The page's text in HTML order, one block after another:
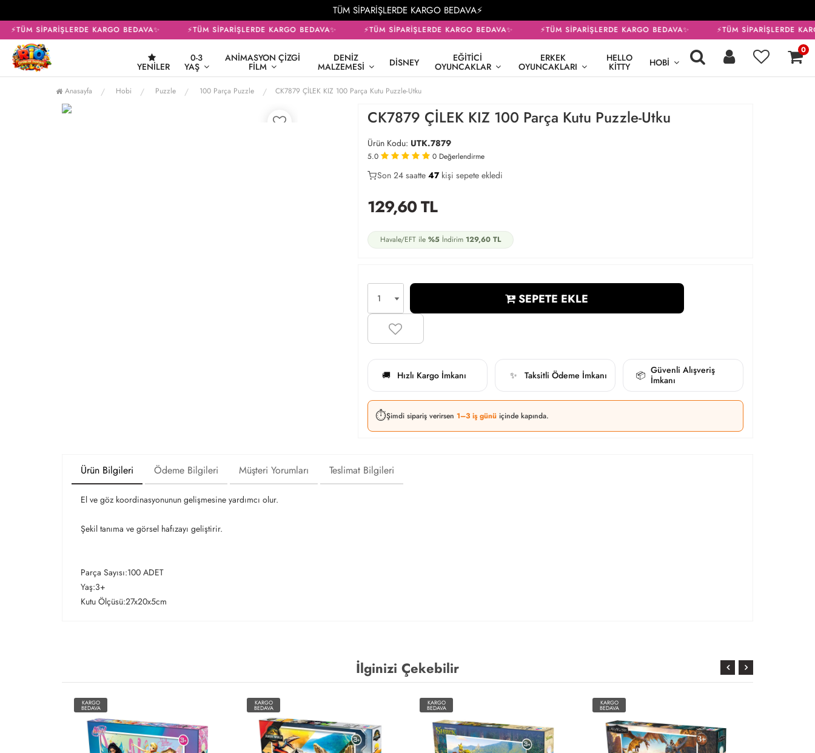
TÜM SİPARİŞLERDE KARGO BEDAVA⚡
⚡TÜM SİPARİŞLERDE KARGO BEDAVA✨ ⚡TÜM SİPARİŞLERDE KARGO BEDAVA✨ ⚡TÜM SİPARİŞLERDE KARGO BEDAVA✨ ⚡TÜM SİPARİŞLERDE KARGO BEDAVA✨ ⚡TÜM SİPARİŞLERDE
YENILER
0-3
YAŞ
ANIMASYON ÇIZGI
FILM
DENIZ
MALZEMESI DISNEY EĞITICI
OYUNCAKLAR
ERKEK
OYUNCAKLARI
HELLO
KITTY HOBI
0
Anasayfa Hobi Puzzle 100 Parça Puzzle CK7879 ÇİLEK KIZ 100 Parça Kutu Puzzle-Utku
CK7879 ÇİLEK KIZ 100 Parça Kutu Puzzle-Utku
Ürün Kodu: UTK.7879
5.0 0 Değerlendirme
26
Son 24 saatte 47kişi sepete ekledi
13
129,60TL
Havale/EFT ile %5İndirim 129,60TL
SEPETE EKLE
🚚 Hızlı Kargo İmkanı ✨ Taksitli Ödeme İmkanı 📦 Güvenli Alışveriş
İmkanı
⏱️Şimdi sipariş verirsen 1–3 iş günü içinde kapında.
Ürün Bilgileri Ödeme Bilgileri Müşteri Yorumları Teslimat Bilgileri
El ve göz koordinasyonunun gelişmesine yardımcı olur.
Şekil tanıma ve görsel hafızayı geliştirir.
Parça Sayısı:100 ADET
Yaş:3+
Kutu Ölçüsü:27x20x5cm
İlginizi Çekebilir
KARGO
BEDAVA
KARGO
BEDAVA
KARGO
BEDAVA
KARGO
BEDAVA